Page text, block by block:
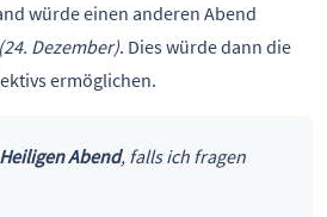
würde einen anderen Abend
Dezember). Dies würde dann die
ermöglichen.
Heiligen Abend, falls ich fragen